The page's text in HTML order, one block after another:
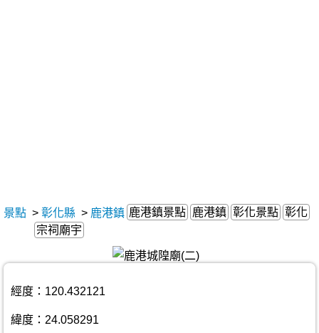
景點 > 彰化縣 > 鹿港鎮 鹿港鎮景點 鹿港鎮 彰化景點 彰化
宗祠廟宇
經度：120.432121
緯度：24.058291